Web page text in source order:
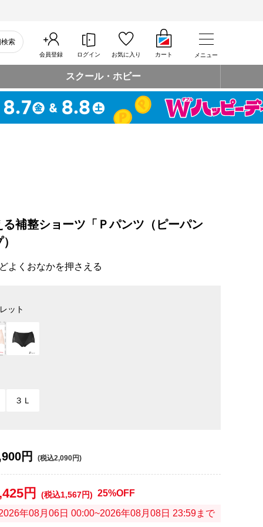
索
会員登録 ログイン お気に入り カート メニュー
スクール・ホビー
補整ショーツ「Ｐパンツ（ピーパン
よくおなかを押さえる
ット
３Ｌ
円 (税込2,090円)
円 (税込1,567円) 25%OFF
年08月06日 00:00~2026年08月08日 23:59まで